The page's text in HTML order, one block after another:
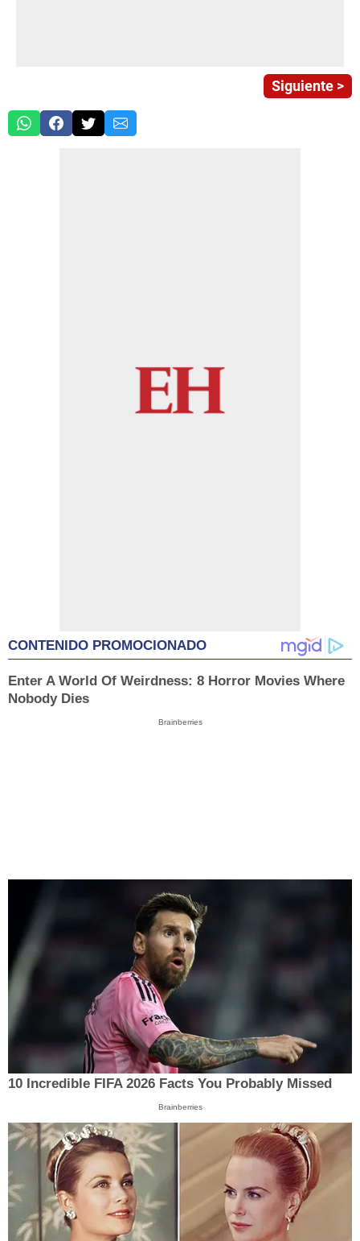
Siguiente >
CONTENIDO PROMOCIONADO
Enter A World Of Weirdness: 8 Horror Movies Where
Nobody Dies
Brainberries
10 Incredible FIFA 2026 Facts You Probably Missed
Brainberries